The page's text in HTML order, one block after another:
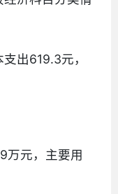
出619.3元，
万元，主要用